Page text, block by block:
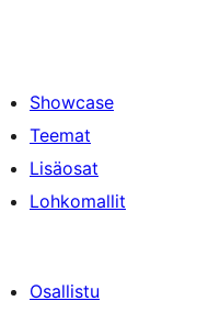
Showcase
Teemat
Lisäosat
Lohkomallit
Osallistu